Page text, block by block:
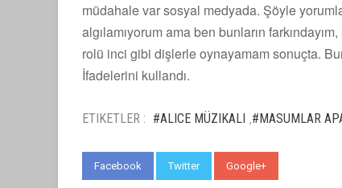
müdahale var sosyal medyada. Şöyle
algılamıyorum ama ben bunların
rolü inci gibi dişlerle oynayamam sonuçta.
İfadelerini kullandı.
ETIKETLER : #ALICE MÜZIKALI ,#MASUMLAR
Facebook Twitter Google+